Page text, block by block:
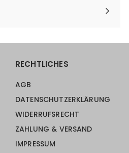
RECHTLICHES
AGB
DATENSCHUTZERKLÄRUNG
WIDERRUFSRECHT
ZAHLUNG & VERSAND
IMPRESSUM